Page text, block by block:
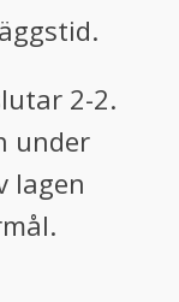
2-2.
under
lagen